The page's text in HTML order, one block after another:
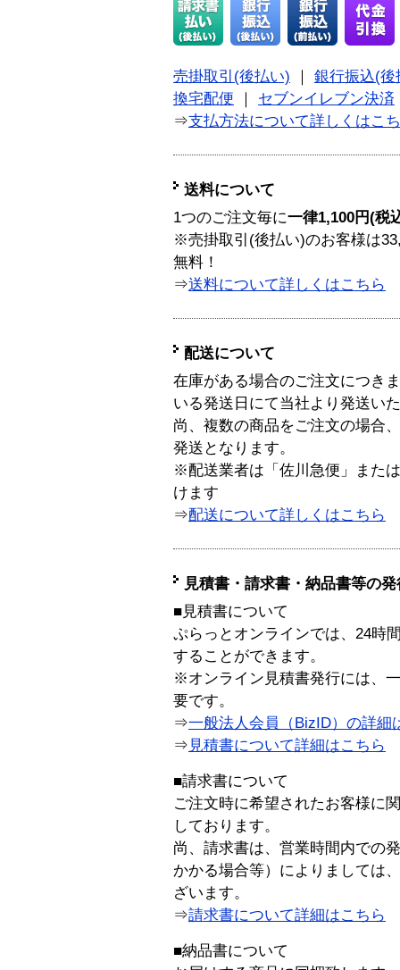
売掛取引(後払い)
銀行振込(後
換宅配便
セブンイレブン決済
⇒支払方法について詳しくはこ
送料について
1つのご注文毎に一律1,100円(税
※売掛取引(後払い)のお客様は
無料！
⇒送料について詳しくはこちら
配送について
在庫がある場合のご注文につき
いる発送日にて当社より発送い
尚、複数の商品をご注文の場合
発送となります。
※配送業者は「佐川急便」また
けます
⇒配送について詳しくはこちら
見積書・請求書・納品書等の
■見積書について
ぷらっとオンラインでは、24時
することができます。
※オンライン見積書発行には、
要です。
⇒一般法人会員（BizID）の詳細
⇒ 見積書について詳細はこちら
■請求書について
ご注文時に希望されたお客様に
しております。
尚、請求書は、営業時間内での
かかる場合等）によりましては
ざいます。
⇒請求書について詳細はこちら
■納品書について